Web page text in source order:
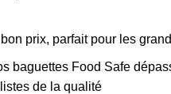
prix, parfait pour les
baguettes Food Safe
de la qualité